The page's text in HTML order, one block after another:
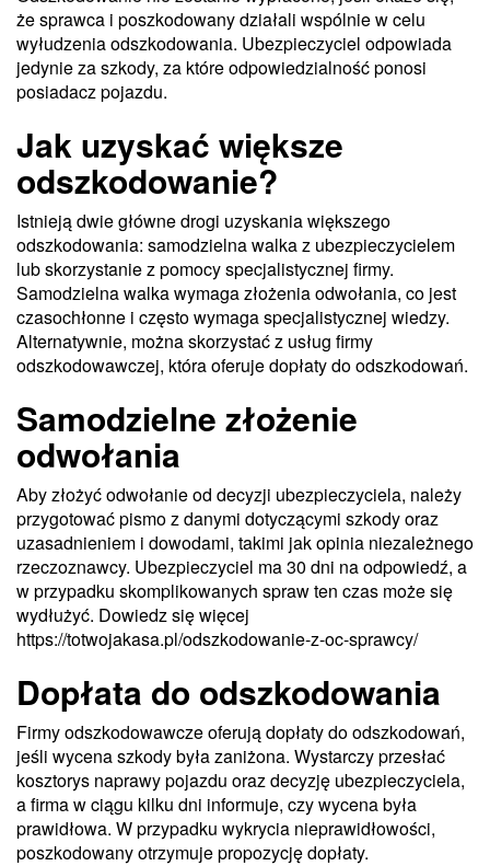
że sprawca i poszkodowany działali wspólnie w celu
wyłudzenia odszkodowania. Ubezpieczyciel odpowiada
jedynie za szkody, za które odpowiedzialność ponosi
posiadacz pojazdu.
Jak uzyskać większe
odszkodowanie?
Istnieją dwie główne drogi uzyskania większego
odszkodowania: samodzielna walka z ubezpieczycielem
lub skorzystanie z pomocy specjalistycznej firmy.
Samodzielna walka wymaga złożenia odwołania, co jest
czasochłonne i często wymaga specjalistycznej wiedzy.
Alternatywnie, można skorzystać z usług firmy
odszkodowawczej, która oferuje dopłaty do odszkodowań.
Samodzielne złożenie
odwołania
Aby złożyć odwołanie od decyzji ubezpieczyciela, należy
przygotować pismo z danymi dotyczącymi szkody oraz
uzasadnieniem i dowodami, takimi jak opinia niezależnego
rzeczoznawcy. Ubezpieczyciel ma 30 dni na odpowiedź, a
w przypadku skomplikowanych spraw ten czas może się
wydłużyć. Dowiedz się więcej
https://totwojakasa.pl/odszkodowanie-z-oc-sprawcy/
Dopłata do odszkodowania
Firmy odszkodowawcze oferują dopłaty do odszkodowań,
jeśli wycena szkody była zaniżona. Wystarczy przesłać
kosztorys naprawy pojazdu oraz decyzję ubezpieczyciela,
a firma w ciągu kilku dni informuje, czy wycena była
prawidłowa. W przypadku wykrycia nieprawidłowości,
poszkodowany otrzymuje propozycję dopłaty.